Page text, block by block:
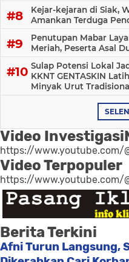
Kejar-kejaran di Siak,
Amankan Terduga
Penutupan Mabar
Meriah, Peserta Asal
Sulap Potensi Lokal
KKNT GENTASKIN
Minyak Urut
Video
https://www.youtube.com/
Video Terpopuler
https://www.youtube.com/
Berita Terkini
Afni Turun Langsung,